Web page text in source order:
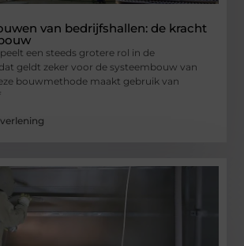
van bedrijfshallen: de kracht
een steeds grotere rol in de
geldt zeker voor de systeembouw van
bouwmethode maakt gebruik van